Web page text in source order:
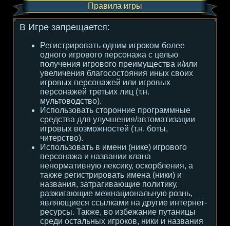
Правила игры
В Игре запрещается:
Регистрировать одним игроком более
одного игрового персонажа с целью
получения игрового преимущества и/или
увеличения благосостояния иных своих
игровых персонажей или игровых
персонажей третьих лиц (т.н.
мультоводство).
Использовать сторонние программные
средства для улучшения/автоматизации
игровых возможностей (т.н. боты,
читерство).
Использовать в имени (нике) игрового
персонажа и названии клана
ненормативную лексику, оскорбления, а
также регистрировать имена (ники) и
названия, затрагивающие политику,
разжигающие межнациональную рознь,
являющиеся ссылками на другие интернет-
ресурсы. Также, во избежание путаницы
среди остальных игроков, ники и названия